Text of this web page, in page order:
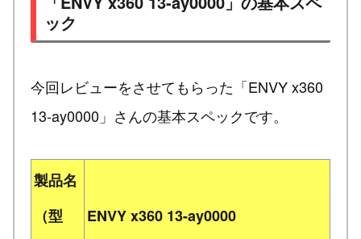
ック
今回レビューをさせてもらった「ENVY x360
13-ay0000」さんの基本スペックです。
製品名
（型
ENVY x360 13-ay0000